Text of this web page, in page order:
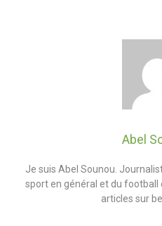
Abel
Je suis Abel Sounou.
sport en général et du football
articles sur